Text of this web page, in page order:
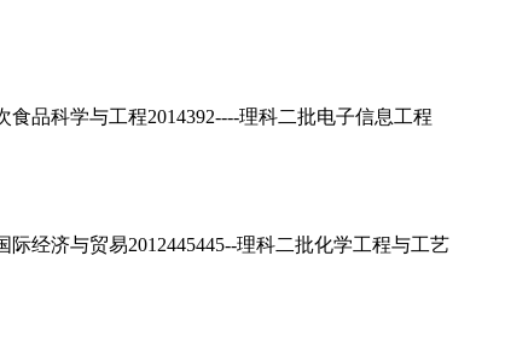
品科学与工程2014392----理科二批电子信息工程
经济与贸易2012445445--理科二批化学工程与工艺